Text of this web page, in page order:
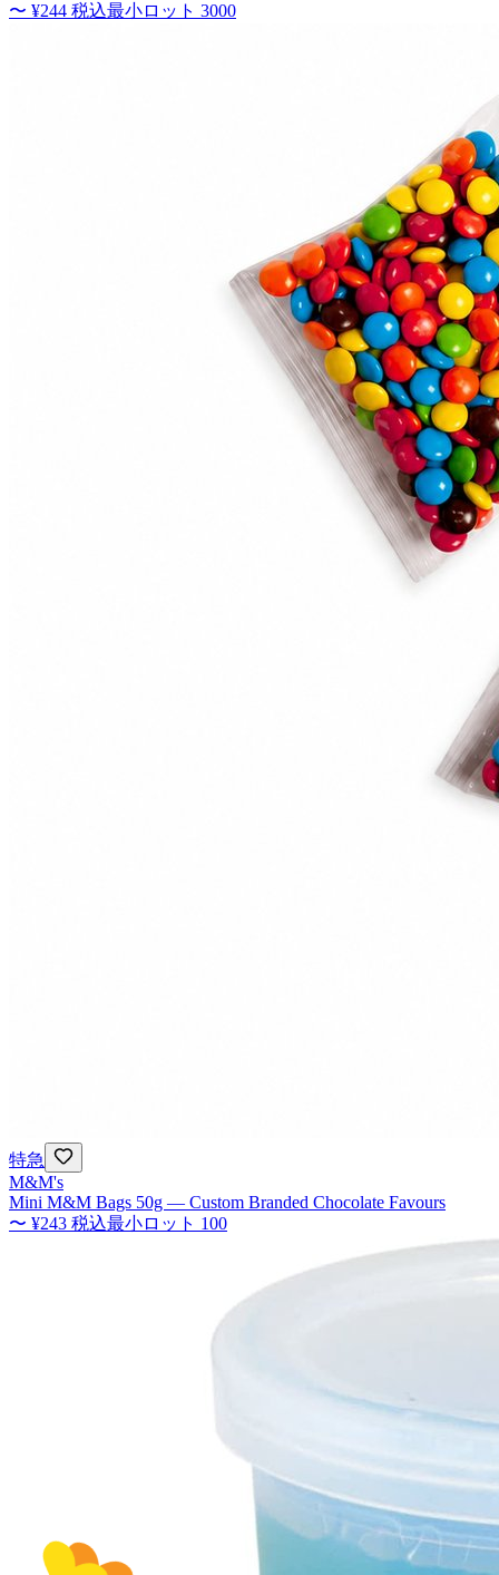
〜 ¥244 税込最小ロット 3000
特急
M&M's
Mini M&M Bags 50g — Custom Branded Chocolate Favours
〜 ¥243 税込最小ロット 100